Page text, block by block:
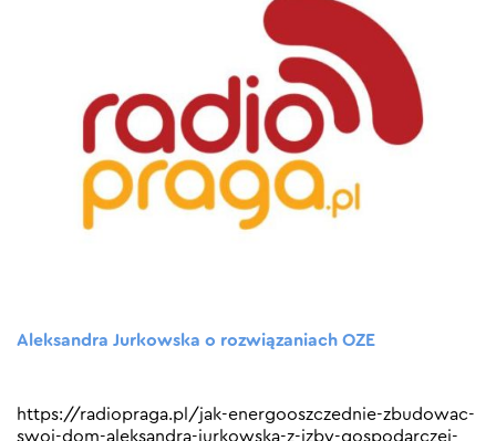
Aleksandra Jurkowska o rozwiązaniach OZE
https://radiopraga.pl/jak-energooszczednie-zbudowac-
swoj-dom-aleksandra-jurkowska-z-izby-gospodarczej-